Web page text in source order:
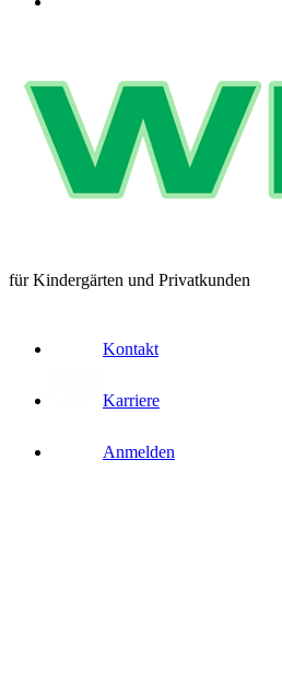
für Kindergärten und Privatkunden
Kontakt
Karriere
Anmelden